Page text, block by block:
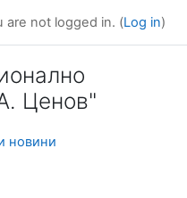
are not logged in. (Log in)
Ценов"
новини